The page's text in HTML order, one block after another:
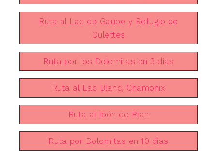
Ruta al Lac de Gaube y Refugio de
Oulettes
Ruta por los Dolomitas en 3 días
Ruta al Lac Blanc, Chamonix
Ruta al Ibón de Plan
Ruta por Dolomitas en 10 días